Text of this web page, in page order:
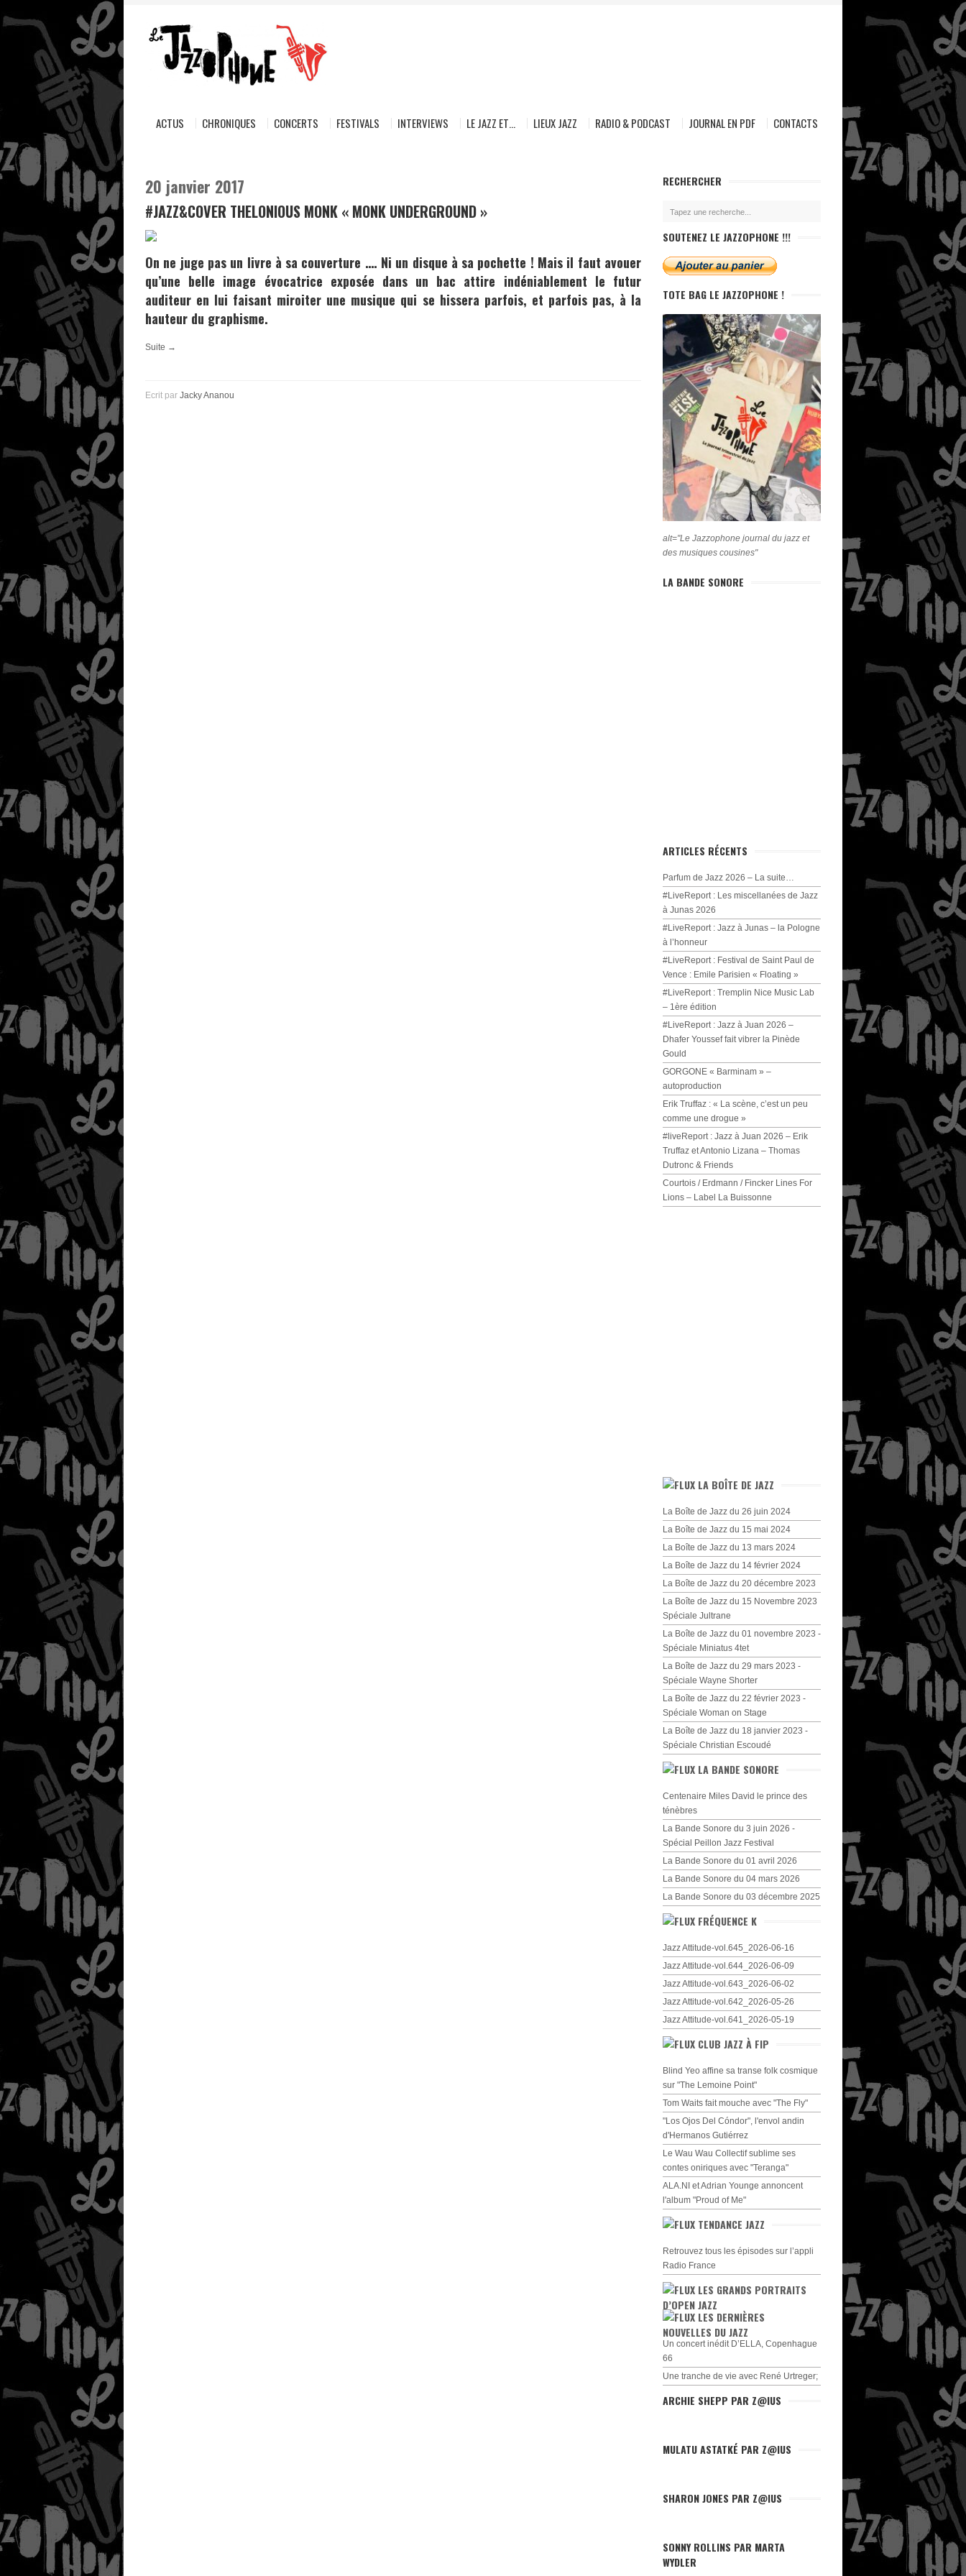
ACTUS CHRONIQUES CONCERTS FESTIVALS INTERVIEWS LE JAZZ ET… LIEUX JAZZ RADIO & PODCAST JOURNAL EN PDF CONTACTS
20 janvier 2017
#JAZZ&COVER THELONIOUS MONK « MONK UNDERGROUND »
On ne juge pas un livre à sa couverture …. Ni un disque à sa pochette ! Mais il faut avouer
qu’une belle image évocatrice exposée dans un bac attire indéniablement le futur
auditeur en lui faisant miroiter une musique qui se hissera parfois, et parfois pas, à la
hauteur du graphisme.
Suite →
Ecrit par Jacky Ananou
RECHERCHER
SOUTENEZ LE JAZZOPHONE !!!
TOTE BAG LE JAZZOPHONE !
alt="Le Jazzophone journal du jazz et
des musiques cousines"
LA BANDE SONORE
ARTICLES RÉCENTS
Parfum de Jazz 2026 – La suite…
#LiveReport : Les miscellanées de Jazz
à Junas 2026
#LiveReport : Jazz à Junas – la Pologne
à l’honneur
#LiveReport : Festival de Saint Paul de
Vence : Emile Parisien « Floating »
#LiveReport : Tremplin Nice Music Lab
– 1ère édition
#LiveReport : Jazz à Juan 2026 –
Dhafer Youssef fait vibrer la Pinède
Gould
GORGONE « Barminam » –
autoproduction
Erik Truffaz : « La scène, c’est un peu
comme une drogue »
#liveReport : Jazz à Juan 2026 – Erik
Truffaz et Antonio Lizana – Thomas
Dutronc & Friends
Courtois / Erdmann / Fincker Lines For
Lions – Label La Buissonne
LA BOÎTE DE JAZZ
La Boîte de Jazz du 26 juin 2024
La Boîte de Jazz du 15 mai 2024
La Boîte de Jazz du 13 mars 2024
La Boîte de Jazz du 14 février 2024
La Boîte de Jazz du 20 décembre 2023
La Boîte de Jazz du 15 Novembre 2023
Spéciale Jultrane
La Boîte de Jazz du 01 novembre 2023 -
Spéciale Miniatus 4tet
La Boîte de Jazz du 29 mars 2023 -
Spéciale Wayne Shorter
La Boîte de Jazz du 22 février 2023 -
Spéciale Woman on Stage
La Boîte de Jazz du 18 janvier 2023 -
Spéciale Christian Escoudé
LA BANDE SONORE
Centenaire Miles David le prince des
ténèbres
La Bande Sonore du 3 juin 2026 -
Spécial Peillon Jazz Festival
La Bande Sonore du 01 avril 2026
La Bande Sonore du 04 mars 2026
La Bande Sonore du 03 décembre 2025
FRÉQUENCE K
Jazz Attitude-vol.645_2026-06-16
Jazz Attitude-vol.644_2026-06-09
Jazz Attitude-vol.643_2026-06-02
Jazz Attitude-vol.642_2026-05-26
Jazz Attitude-vol.641_2026-05-19
CLUB JAZZ À FIP
Blind Yeo affine sa transe folk cosmique
sur "The Lemoine Point"
Tom Waits fait mouche avec "The Fly"
"Los Ojos Del Cóndor", l'envol andin
d'Hermanos Gutiérrez
Le Wau Wau Collectif sublime ses
contes oniriques avec "Teranga"
ALA.NI et Adrian Younge annoncent
l'album "Proud of Me"
TENDANCE JAZZ
Retrouvez tous les épisodes sur l’appli
Radio France
LES GRANDS PORTRAITS
D’OPEN JAZZ
LES DERNIÈRES
NOUVELLES DU JAZZ
Un concert inédit D’ELLA, Copenhague
66
Une tranche de vie avec René Urtreger;
ARCHIE SHEPP PAR Z@IUS
MULATU ASTATKÉ PAR Z@IUS
SHARON JONES PAR Z@IUS
SONNY ROLLINS PAR MARTA
WYDLER